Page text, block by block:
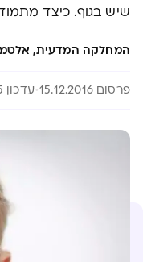
שיש בגוף. כיצד
המחלקה המדעית,
פרסום 15.12.2016 עדכון 10.05.2025